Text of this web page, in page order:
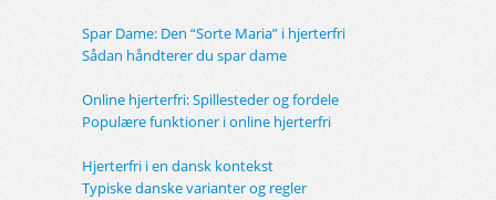
Spar Dame: Den “Sorte Maria” i hjerterfri
Sådan håndterer du spar dame
Online hjerterfri: Spillesteder og fordele
Populære funktioner i online hjerterfri
Hjerterfri i en dansk kontekst
Typiske danske varianter og regler